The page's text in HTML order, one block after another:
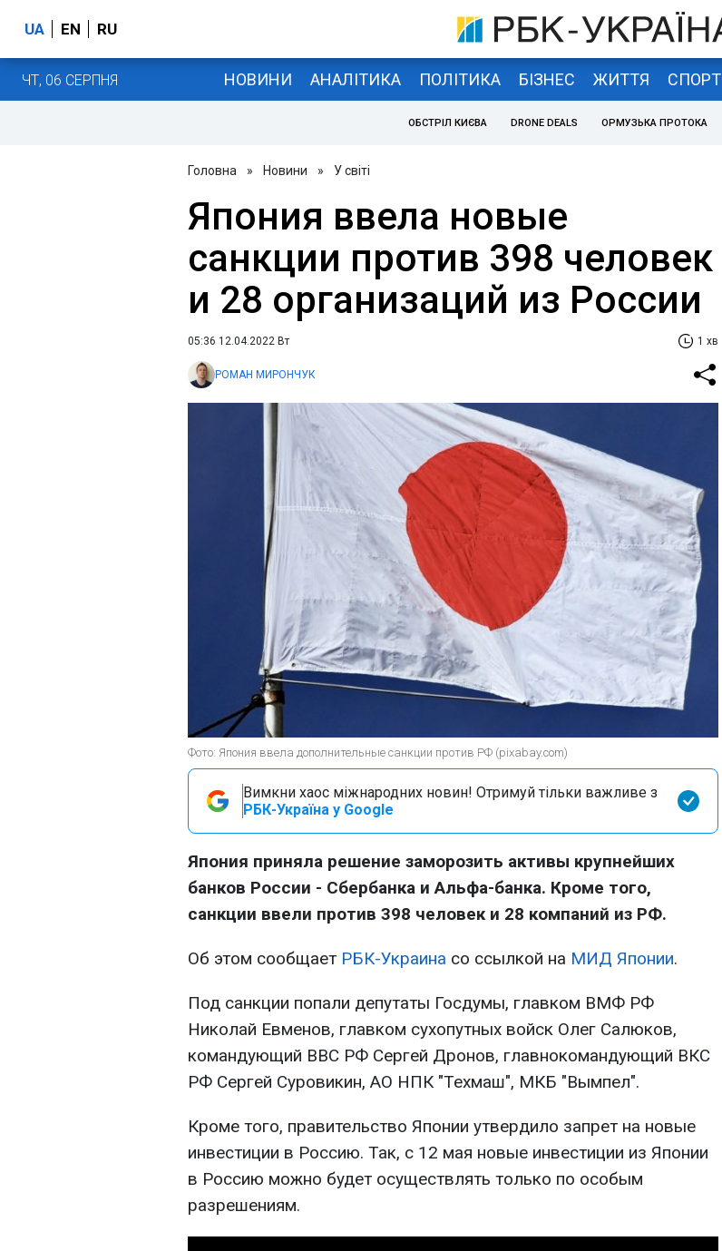
UA EN RU
ЧТ, 06 СЕРПНЯ НОВИНИ АНАЛІТИКА ПОЛІТИКА БІЗНЕС ЖИТТЯ СПОРТ
ОБСТРІЛ КИЄВА DRONE DEALS ОРМУЗЬКА ПРОТОКА
Головна » Новини » У світі
Япония ввела новые
санкции против 398 человек
и 28 организаций из России
05:36 12.04.2022 Вт 1 хв
РОМАН МИРОНЧУК
Фото: Япония ввела дополнительные санкции против РФ (pixabay.com)
Вимкни хаос міжнародних новин! Отримуй тільки важливе з
РБК-Україна у Google
Япония приняла решение заморозить активы крупнейших
банков России - Сбербанка и Альфа-банка. Кроме того,
санкции ввели против 398 человек и 28 компаний из РФ.
Об этом сообщает РБК-Украина со ссылкой на МИД Японии.
Под санкции попали депутаты Госдумы, главком ВМФ РФ
Николай Евменов, главком сухопутных войск Олег Салюков,
командующий ВВС РФ Сергей Дронов, главнокомандующий ВКС
РФ Сергей Суровикин, АО НПК "Техмаш", МКБ "Вымпел".
Кроме того, правительство Японии утвердило запрет на новые
инвестиции в Россию. Так, с 12 мая новые инвестиции из Японии
в Россию можно будет осуществлять только по особым
разрешениям.